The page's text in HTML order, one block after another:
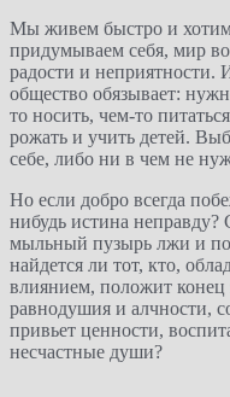
Мы живем быстро и хотим
придумываем себя, мир
радости и неприятности.
общество обязывает:
то носить, чем-то
рожать и учить детей.
себе, либо ни в чем не
Но если добро всегда
нибудь истина неправду?
мыльный пузырь лжи и
найдется ли тот, кто,
влиянием, положит конец
равнодушия и алчности,
привьет ценности,
несчастные души?